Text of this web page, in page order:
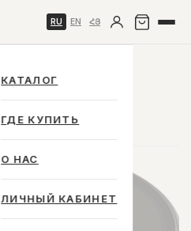
RU EN ՀՅ
КАТАЛОГ
ГДЕ КУПИТЬ
О НАС
ЛИЧНЫЙ КАБИНЕТ
25 g.